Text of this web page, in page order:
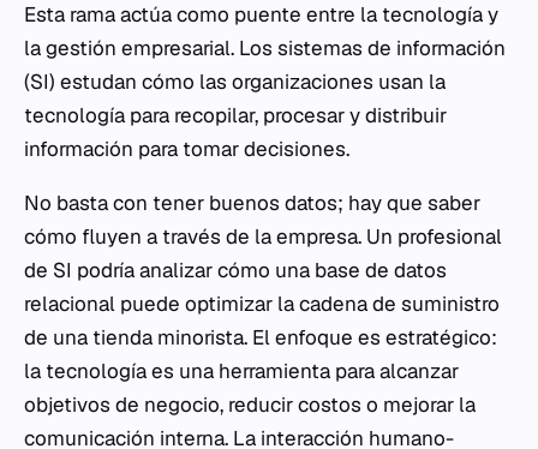
Esta rama actúa como puente entre la tecnología y
la gestión empresarial. Los sistemas de información
(SI) estudan cómo las organizaciones usan la
tecnología para recopilar, procesar y distribuir
información para tomar decisiones.
No basta con tener buenos datos; hay que saber
cómo fluyen a través de la empresa. Un profesional
de SI podría analizar cómo una base de datos
relacional puede optimizar la cadena de suministro
de una tienda minorista. El enfoque es estratégico:
la tecnología es una herramienta para alcanzar
objetivos de negocio, reducir costos o mejorar la
comunicación interna. La interacción humano-